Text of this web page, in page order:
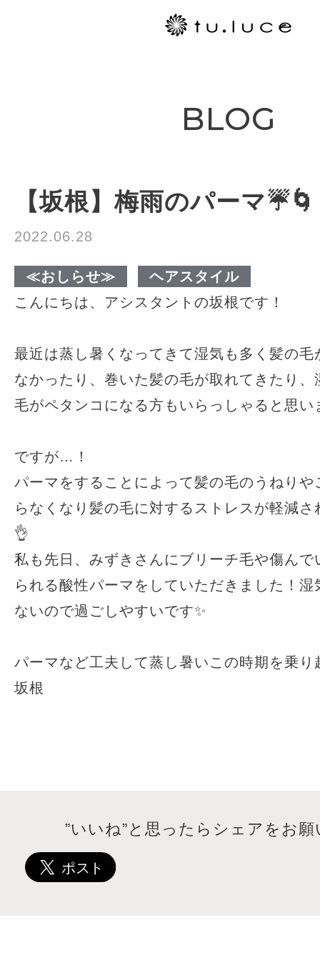
BLOG
【坂根】梅雨のパーマ☔️🌀
2022.06.28
≪おしらせ≫
ヘアスタイル
こんにちは、アシスタントの坂根です！
最近は蒸し暑くなってきて湿気も多く髪の毛
なかったり、巻いた髪の毛が取れてきたり、
毛がペタンコになる方もいらっしゃると思い
ですが…！
パーマをすることによって髪の毛のうねりや
らなくなり髪の毛に対するストレスが軽減
👌
私も先日、みずきさんにブリーチ毛や傷んで
られる酸性パーマをしていただきました！
ないので過ごしやすいです✨
パーマなど工夫して蒸し暑いこの時期を乗り
坂根
”いいね”と思ったらシェアをお